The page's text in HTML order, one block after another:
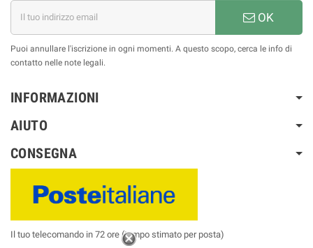
OK
Puoi annullare l'iscrizione in ogni momenti. A questo scopo, cerca le info di
contatto nelle note legali.
INFORMAZIONI
AIUTO
CONSEGNA
Il tuo telecomando in 72 ore (tempo stimato per posta)